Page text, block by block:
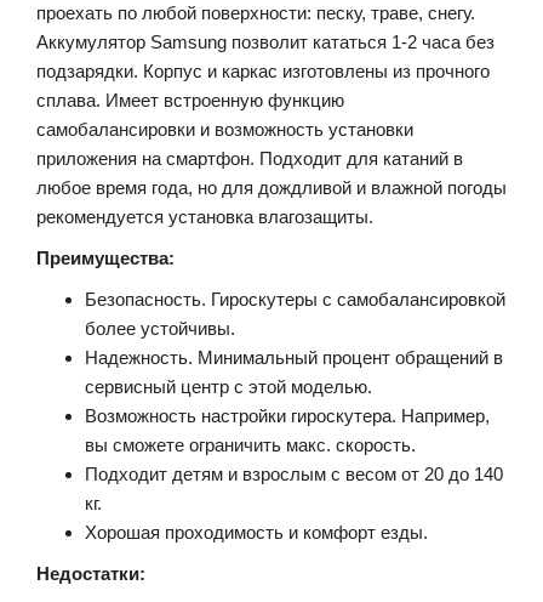
проехать по любой поверхности: песку, траве, снегу.
Аккумулятор Samsung позволит кататься 1-2 часа без
подзарядки. Корпус и каркас изготовлены из прочного
сплава. Имеет встроенную функцию
самобалансировки и возможность установки
приложения на смартфон. Подходит для катаний в
любое время года, но для дождливой и влажной погоды
рекомендуется установка влагозащиты.
Преимущества:
Безопасность. Гироскутеры с самобалансировкой
более устойчивы.
Надежность. Минимальный процент обращений в
сервисный центр с этой моделью.
Возможность настройки гироскутера. Например,
вы сможете ограничить макс. скорость.
Подходит детям и взрослым с весом от 20 до 140
кг.
Хорошая проходимость и комфорт езды.
Недостатки: